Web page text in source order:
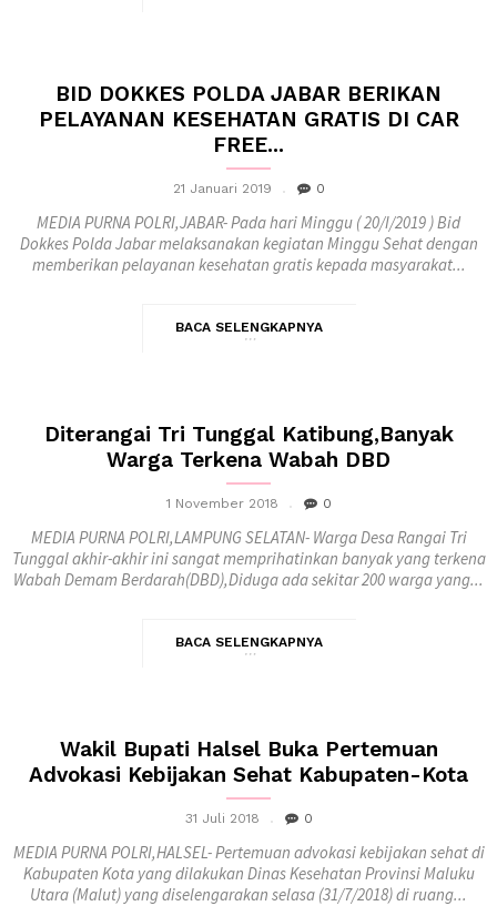
BID DOKKES POLDA JABAR BERIKAN
PELAYANAN KESEHATAN GRATIS DI CAR
FREE...
21 Januari 2019 0
MEDIA PURNA POLRI,JABAR- Pada hari Minggu ( 20/I/2019 ) Bid
Dokkes Polda Jabar melaksanakan kegiatan Minggu Sehat dengan
memberikan pelayanan kesehatan gratis kepada masyarakat...
BACA SELENGKAPNYA
Diterangai Tri Tunggal Katibung,Banyak
Warga Terkena Wabah DBD
1 November 2018 0
MEDIA PURNA POLRI,LAMPUNG SELATAN- Warga Desa Rangai Tri
Tunggal akhir-akhir ini sangat memprihatinkan banyak yang terkena
Wabah Demam Berdarah(DBD),Diduga ada sekitar 200 warga yang...
BACA SELENGKAPNYA
Wakil Bupati Halsel Buka Pertemuan
Advokasi Kebijakan Sehat Kabupaten-Kota
31 Juli 2018 0
MEDIA PURNA POLRI,HALSEL- Pertemuan advokasi kebijakan sehat di
Kabupaten Kota yang dilakukan Dinas Kesehatan Provinsi Maluku
Utara (Malut) yang diselengarakan selasa (31/7/2018) di ruang...